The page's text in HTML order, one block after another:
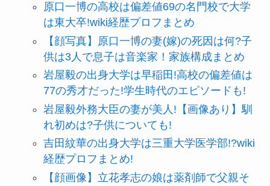
原口一博の高校は偏差値69の名門校で大学
は東大卒!wiki経歴プロフまとめ
【顔写真】原口一博の妻(嫁)の死因は何?子
供は3人で息子は音楽家！家族構成まとめ
岩屋毅の出身大学は早稲田!高校の偏差値は
77の秀才だった!学生時代のエピソードも!
岩屋毅外務大臣の妻が美人!【画像あり】馴
れ初めは?子供についても!
吉田紋華の出身大学は三重大学医学部!?wiki
経歴プロフまとめ!
【顔画像】立花孝志の娘は薬剤師で父親そ